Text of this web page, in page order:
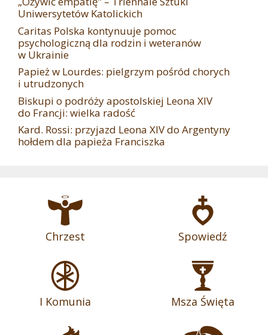
Uniwersytetów Katolickich
Caritas Polska kontynuuje pomoc
psychologiczną dla rodzin i weteranów
w Ukrainie
Papież w Lourdes: pielgrzym pośród chorych
i utrudzonych
Biskupi o podróży apostolskiej Leona XIV
do Francji: wielka radość
Kard. Rossi: przyjazd Leona XIV do Argentyny
hołdem dla papieża Franciszka
Chrzest Spowiedź
I Komunia Msza Święta